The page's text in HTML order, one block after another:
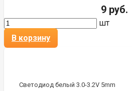
9 руб.
шт
В корзину
Светодиод белый 3.0-3.2V 5mm